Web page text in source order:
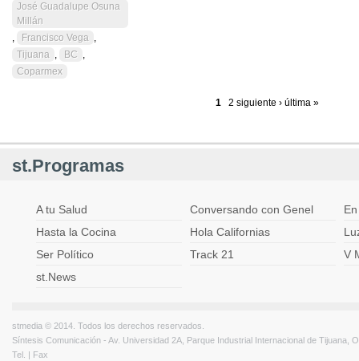
José Guadalupe Osuna
Millán
,
Francisco Vega ,
Tijuana , BC ,
Coparmex
1 2 siguiente › última »
st.Programas
A tu Salud Conversando con Genel
Hasta la Cocina
Hola Californias
Ser Político
Track 21
V
st.News
stmedia © 2014. Todos los derechos reservados.
Síntesis Comunicación - Av. Universidad 2A, Parque Industrial Internacional de Tijuana,
Tel. | Fax